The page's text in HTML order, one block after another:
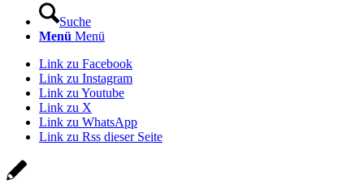
Suche
Menü Menü
Link zu Facebook
Link zu Instagram
Link zu Youtube
Link zu X
Link zu WhatsApp
Link zu Rss dieser Seite